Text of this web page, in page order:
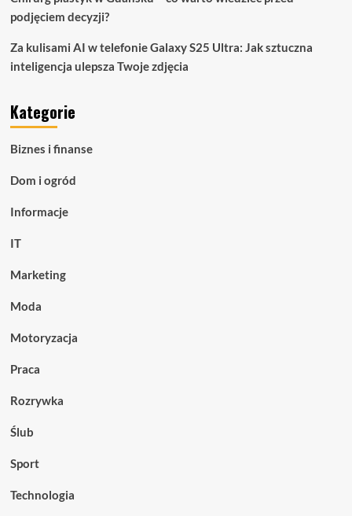
podjęciem decyzji?
Za kulisami AI w telefonie Galaxy S25 Ultra: Jak sztuczna
inteligencja ulepsza Twoje zdjęcia
Kategorie
Biznes i finanse
Dom i ogród
Informacje
IT
Marketing
Moda
Motoryzacja
Praca
Rozrywka
Ślub
Sport
Technologia